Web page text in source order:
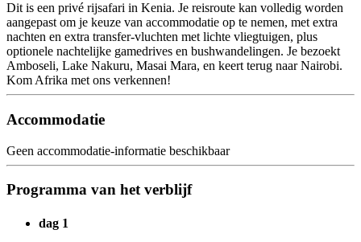
Dit is een privé rijsafari in Kenia. Je reisroute kan volledig worden
aangepast om je keuze van accommodatie op te nemen, met extra
nachten en extra transfer-vluchten met lichte vliegtuigen, plus
optionele nachtelijke gamedrives en bushwandelingen. Je bezoekt
Amboseli, Lake Nakuru, Masai Mara, en keert terug naar Nairobi.
Kom Afrika met ons verkennen!
Accommodatie
Geen accommodatie-informatie beschikbaar
Programma van het verblijf
dag 1